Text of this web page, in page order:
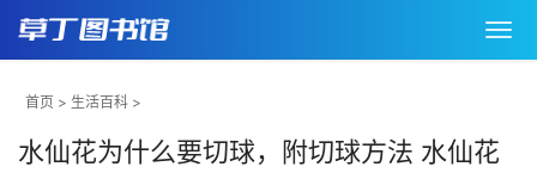
首页 > 生活百科 >
水仙花为什么要切球，附切球方法 水仙花